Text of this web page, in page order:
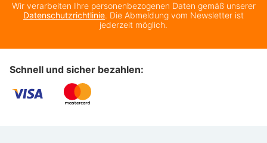
Wir verarbeiten Ihre personenbezogenen Daten gemäß unserer
Datenschutzrichtlinie. Die Abmeldung vom Newsletter ist
jederzeit möglich.
Schnell und sicher bezahlen: